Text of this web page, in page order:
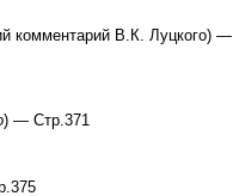
комментарий В.К. Луцкого) —
) — Стр.371